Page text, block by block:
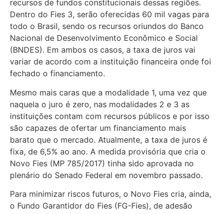
recursos de fundos constitucionais dessas regiões.
Dentro do Fies 3, serão oferecidas 60 mil vagas para
todo o Brasil, sendo os recursos oriundos do Banco
Nacional de Desenvolvimento Econômico e Social
(BNDES). Em ambos os casos, a taxa de juros vai
variar de acordo com a instituição financeira onde foi
fechado o financiamento.
Mesmo mais caras que a modalidade 1, uma vez que
naquela o juro é zero, nas modalidades 2 e 3 as
instituições contam com recursos públicos e por isso
são capazes de ofertar um financiamento mais
barato que o mercado. Atualmente, a taxa de juros é
fixa, de 6,5% ao ano. A medida provisória que cria o
Novo Fies (MP 785/2017) tinha sido aprovada no
plenário do Senado Federal em novembro passado.
Para minimizar riscos futuros, o Novo Fies cria, ainda,
o Fundo Garantidor do Fies (FG-Fies), de adesão